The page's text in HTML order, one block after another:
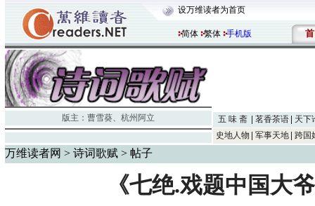
设万维读者为首页
简体 繁体 手机版 首
版主： 曹雪葵、 杭州阿立 五 味 斋 茗香茶语
天下
史地人物
军事天地 跨国
万维读者网 > 诗词歌赋 > 帖子
《七绝.戏题中国大